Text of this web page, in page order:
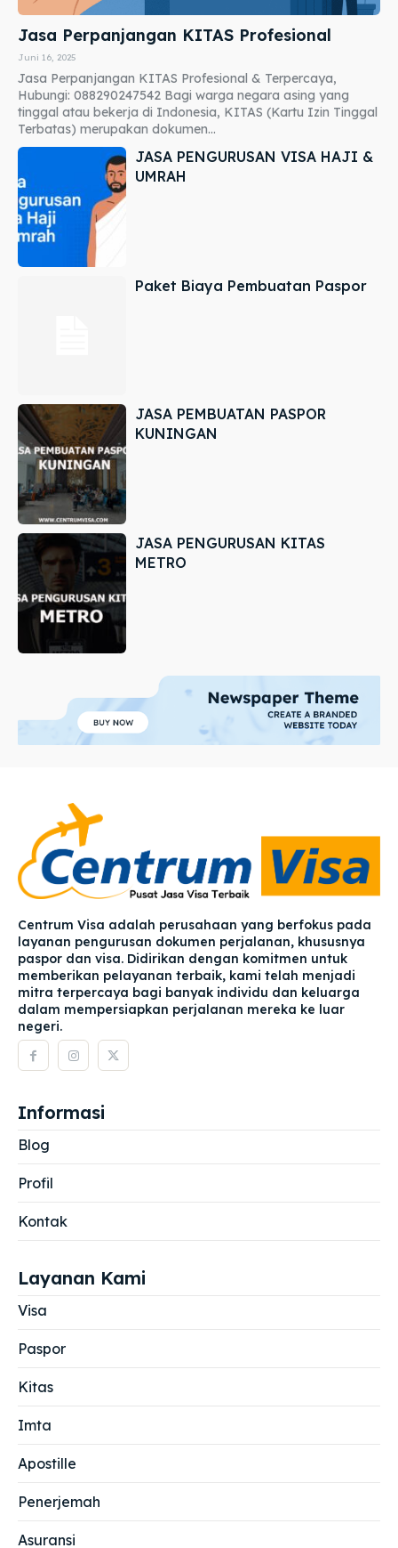
Jasa Perpanjangan KITAS Profesional
Juni 16, 2025
Jasa Perpanjangan KITAS Profesional & Terpercaya,
Hubungi: 088290247542 Bagi warga negara asing yang
tinggal atau bekerja di Indonesia, KITAS (Kartu Izin Tinggal
Terbatas) merupakan dokumen...
JASA PENGURUSAN VISA HAJI &
UMRAH
Paket Biaya Pembuatan Paspor
JASA PEMBUATAN PASPOR
KUNINGAN
JASA PENGURUSAN KITAS
METRO
Centrum Visa adalah perusahaan yang berfokus pada
layanan pengurusan dokumen perjalanan, khususnya
paspor dan visa. Didirikan dengan komitmen untuk
memberikan pelayanan terbaik, kami telah menjadi
mitra terpercaya bagi banyak individu dan keluarga
dalam mempersiapkan perjalanan mereka ke luar
negeri.
Informasi
Blog
Profil
Kontak
Layanan Kami
Visa
Paspor
Kitas
Imta
Apostille
Penerjemah
Asuransi